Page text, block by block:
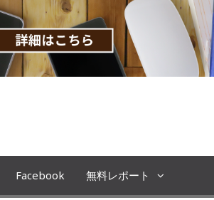
業、教育ビジネスの極意を
Facebook 無料レポート